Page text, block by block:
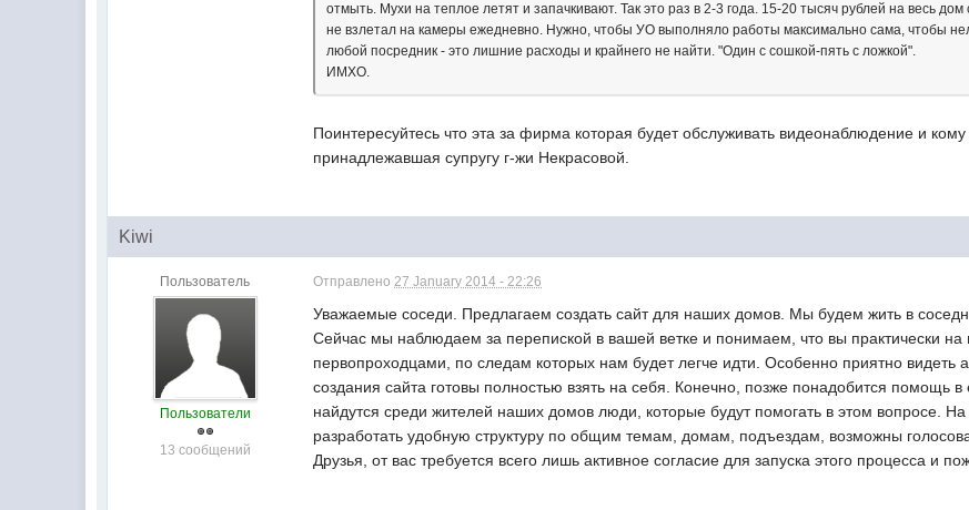
отмыть. Мухи на теплое летят и запачкивают. Так это раз в 2-3 года. 15-20 тысяч рублей на весь
не взлетал на камеры ежедневно. Нужно, чтобы УО выполняло работы максимально сама, чтобы
любой посредник - это лишние расходы и крайнего не найти. "Один с сошкой-пять с ложкой".
ИМХО.
Поинтересуйтесь что эта за фирма которая будет обслуживать видеонаблюдение и
принадлежавшая супругу г-жи Некрасовой.
Kiwi
Пользователь
Пользователи
13 сообщений
Отправлено27 January 2014 - 22:26
Уважаемые соседи. Предлагаем создать сайт для наших домов. Мы будем жить в
Сейчас мы наблюдаем за перепиской в вашей ветке и понимаем, что вы практически на
первопроходцами, по следам которых нам будет легче идти. Особенно приятно видеть
создания сайта готовы полностью взять на себя. Конечно, позже понадобится помощь
найдутся среди жителей наших домов люди, которые будут помогать в этом вопросе.
разработать удобную структуру по общим темам, домам, подъездам, возможны
Друзья, от вас требуется всего лишь активное согласие для запуска этого процесса и